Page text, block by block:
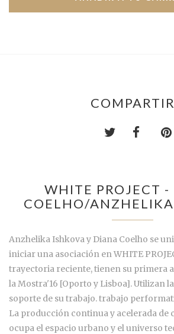
COMPARTIR
WHITE PROJECT
COELHO/
Anzhelika Ishkova y Diana Coelho se
iniciar una asociación en WHITE
trayectoria reciente, tienen su primera
la Mostra'16 [Oporto y Lisboa]. Utilizan
soporte de su trabajo. trabajo
La producción continua y acelerada de
ocupa el espacio urbano y el universo